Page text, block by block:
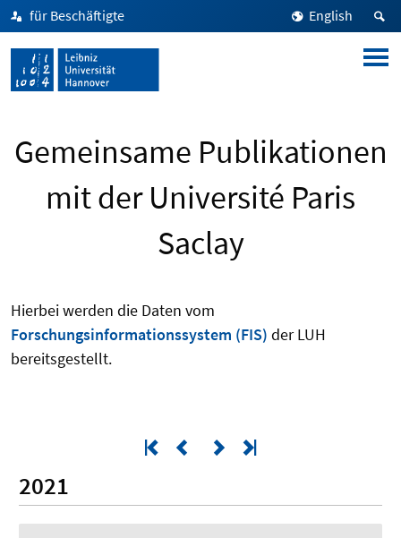
für Beschäftigte English
Gemeinsame Publikationen
mit der Université Paris
Saclay
Hierbei werden die Daten vom
Forschungsinformationssystem (FIS) der LUH
bereitsgestellt.
2021